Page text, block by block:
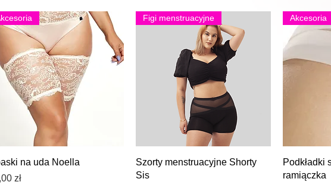
Podgląd
na uda Noella
zł
Podgląd
Figi menstruacyjne
Szorty menstruacyjne Shorty
Sis
Akcesoria
Podkładki
ramiączka